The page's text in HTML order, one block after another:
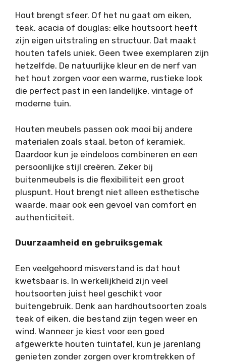
Hout brengt sfeer. Of het nu gaat om eiken,
teak, acacia of douglas: elke houtsoort heeft
zijn eigen uitstraling en structuur. Dat maakt
houten tafels uniek. Geen twee exemplaren zijn
hetzelfde. De natuurlijke kleur en de nerf van
het hout zorgen voor een warme, rustieke look
die perfect past in een landelijke, vintage of
moderne tuin.
Houten meubels passen ook mooi bij andere
materialen zoals staal, beton of keramiek.
Daardoor kun je eindeloos combineren en een
persoonlijke stijl creëren. Zeker bij
buitenmeubels is die flexibiliteit een groot
pluspunt. Hout brengt niet alleen esthetische
waarde, maar ook een gevoel van comfort en
authenticiteit.
Duurzaamheid en gebruiksgemak
Een veelgehoord misverstand is dat hout
kwetsbaar is. In werkelijkheid zijn veel
houtsoorten juist heel geschikt voor
buitengebruik. Denk aan hardhoutsoorten zoals
teak of eiken, die bestand zijn tegen weer en
wind. Wanneer je kiest voor een goed
afgewerkte houten tuintafel, kun je jarenlang
genieten zonder zorgen over kromtrekken of